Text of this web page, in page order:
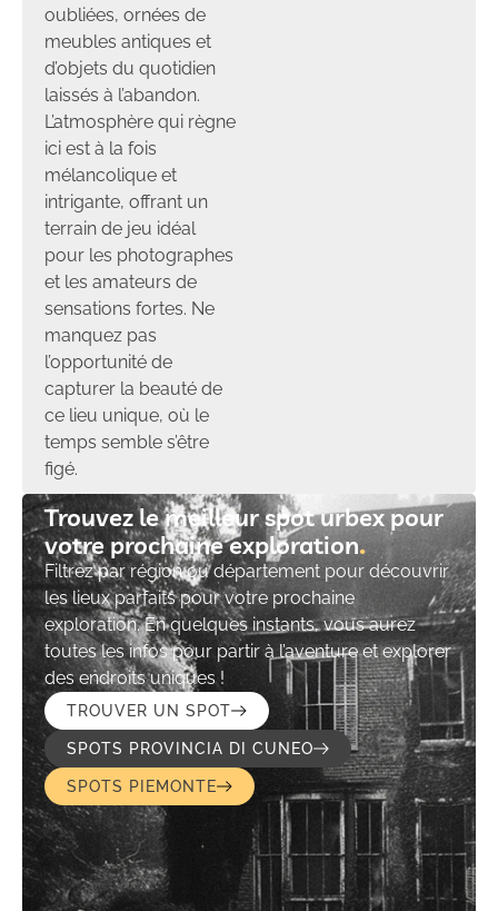
oubliées, ornées de
meubles antiques et
d’objets du quotidien
laissés à l’abandon.
L’atmosphère qui règne
ici est à la fois
mélancolique et
intrigante, offrant un
terrain de jeu idéal
pour les photographes
et les amateurs de
sensations fortes. Ne
manquez pas
l’opportunité de
capturer la beauté de
ce lieu unique, où le
temps semble s’être
figé.
Trouvez le meilleur spot urbex pour
votre prochaine exploration​
Filtrez par région ou département pour découvrir
les lieux parfaits pour votre prochaine
exploration. En quelques instants, vous aurez
toutes les infos pour partir à l’aventure et explorer
des endroits uniques !
TROUVER UN SPOT
SPOTS PROVINCIA DI CUNEO
SPOTS PIEMONTE